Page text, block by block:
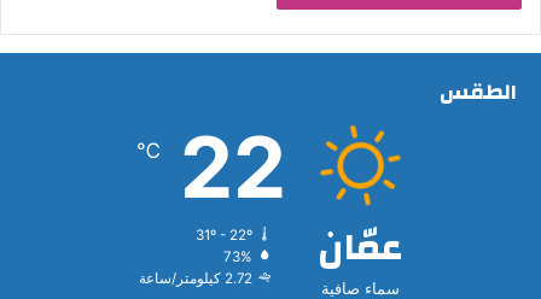
الطقس
عمّان
سماء صافية
22
℃
31º - 22º
73%
2.72 كيلومتر/ساعة